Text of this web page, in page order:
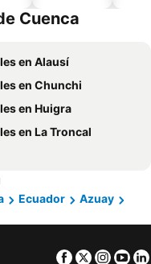
mascotas
Cuenca
en Alausí
en Chunchi
en Huigra
en La Troncal
Ecuador
Azuay
Facebook
Twitter